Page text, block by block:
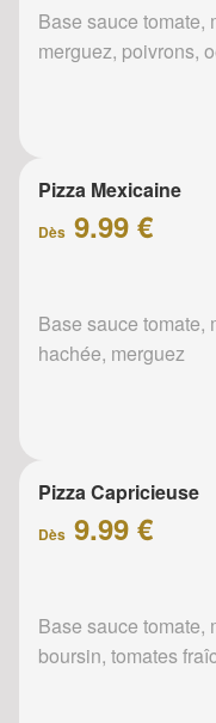
Base sauce tomate,
merguez, poivrons,
Pizza Mexicaine
Dès 9.99 €
Base sauce tomate,
hachée, merguez
Pizza Capricieuse
Dès 9.99 €
Base sauce tomate,
boursin, tomates